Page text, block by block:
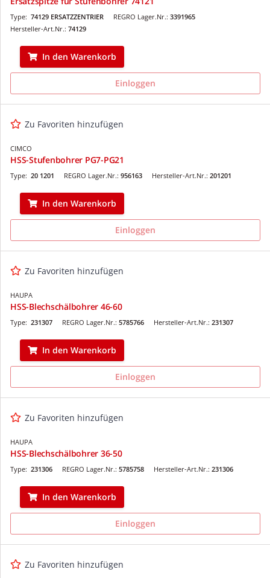
REGRO Lager.Nr.: 3391965
Type: 74129 ERSATZZENTRIER
Hersteller-Art.Nr.: 74129
In den Warenkorb
Einloggen
Zu Favoriten hinzufügen
CIMCO
HSS-Stufenbohrer PG7-PG21
REGRO Lager.Nr.: 956163
Type: 20 1201 Hersteller-Art.Nr.: 201201
In den Warenkorb
Einloggen
Zu Favoriten hinzufügen
HAUPA
HSS-Blechschälbohrer 46-60
REGRO Lager.Nr.: 5785766
Type: 231307 Hersteller-Art.Nr.: 231307
In den Warenkorb
Einloggen
Zu Favoriten hinzufügen
HAUPA
HSS-Blechschälbohrer 36-50
REGRO Lager.Nr.: 5785758
Type: 231306 Hersteller-Art.Nr.: 231306
In den Warenkorb
Einloggen
Zu Favoriten hinzufügen